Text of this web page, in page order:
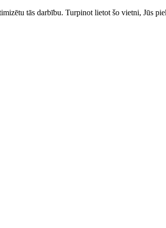
tās darbību. Turpinot lietot šo vietni, Jūs